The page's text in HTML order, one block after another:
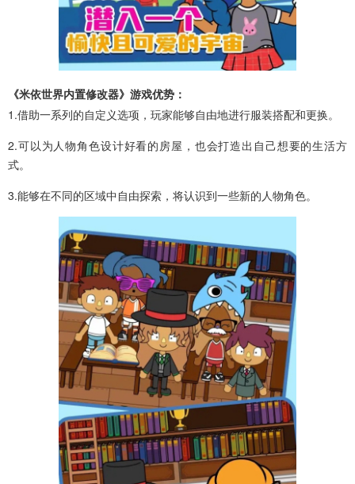
《米依世界内置修改器》游戏优势：
1.借助一系列的自定义选项，玩家能够自由地进行服装搭配和更换。
2.可以为人物角色设计好看的房屋，也会打造出自己想要的生活方
式。
3.能够在不同的区域中自由探索，将认识到一些新的人物角色。